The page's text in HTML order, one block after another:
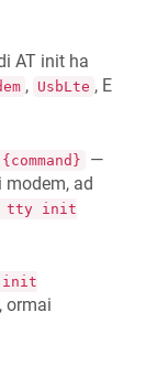
AT init ha
, UsbLte , E
—
ad
tty init
init
ormai